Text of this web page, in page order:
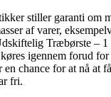
stiller garanti om
af varer,
Træbørste – 1
igennem forud for
chance for at nå at
fri.